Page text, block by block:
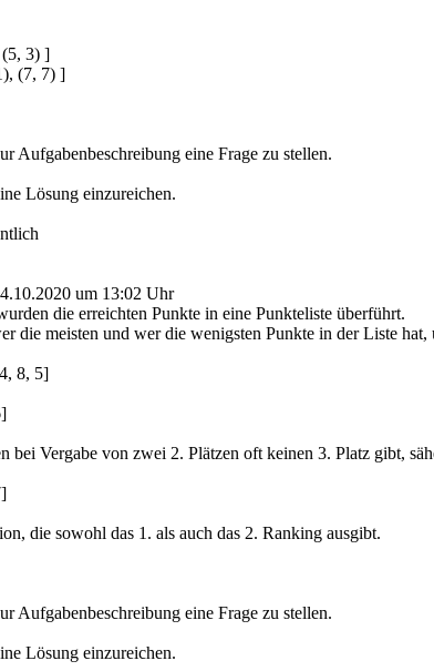
3) ]
(7, 7) ]
Aufgabenbeschreibung eine Frage zu stellen.
Lösung einzureichen.
um 13:02 Uhr
die erreichten Punkte in eine Punkteliste überführt.
die meisten und wer die wenigsten Punkte in der Liste
8, 5]
bei Vergabe von zwei 2. Plätzen oft keinen 3. Platz gibt,
die sowohl das 1. als auch das 2. Ranking ausgibt.
Aufgabenbeschreibung eine Frage zu stellen.
Lösung einzureichen.